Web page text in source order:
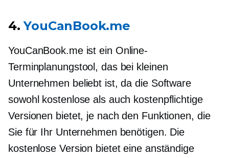
4.YouCanBook.me
YouCanBook.me ist ein Online-
Terminplanungstool, das bei kleinen
Unternehmen beliebt ist, da die Software
sowohl kostenlose als auch kostenpflichtige
Versionen bietet, je nach den Funktionen, die
Sie für Ihr Unternehmen benötigen. Die
kostenlose Version bietet eine anständige